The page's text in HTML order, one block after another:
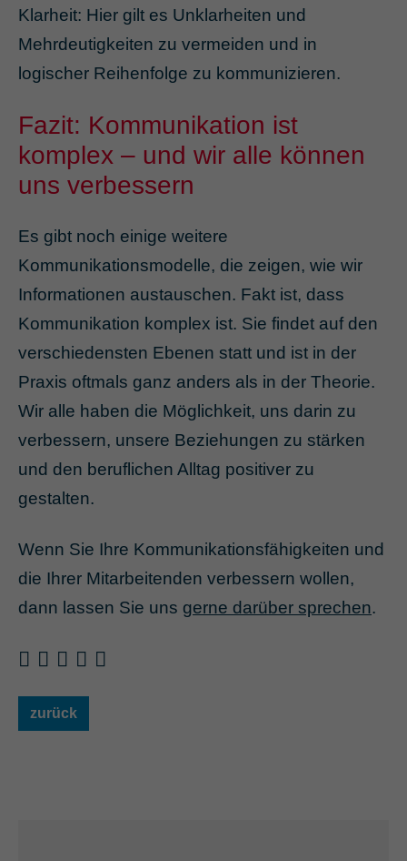
Klarheit: Hier gilt es Unklarheiten und
Mehrdeutigkeiten zu vermeiden und in
logischer Reihenfolge zu kommunizieren.
Fazit: Kommunikation ist
komplex – und wir alle können
uns verbessern
Es gibt noch einige weitere
Kommunikationsmodelle, die zeigen, wie wir
Informationen austauschen. Fakt ist, dass
Kommunikation komplex ist. Sie findet auf den
verschiedensten Ebenen statt und ist in der
Praxis oftmals ganz anders als in der Theorie.
Wir alle haben die Möglichkeit, uns darin zu
verbessern, unsere Beziehungen zu stärken
und den beruflichen Alltag positiver zu
gestalten.
Wenn Sie Ihre Kommunikationsfähigkeiten und
die Ihrer Mitarbeitenden verbessern wollen,
dann lassen Sie uns gerne darüber sprechen.
zurück